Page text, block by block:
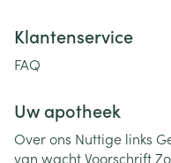
Klantenservice
FAQ
Uw apotheek
Over ons Nuttige links
van wachtVoorschrift